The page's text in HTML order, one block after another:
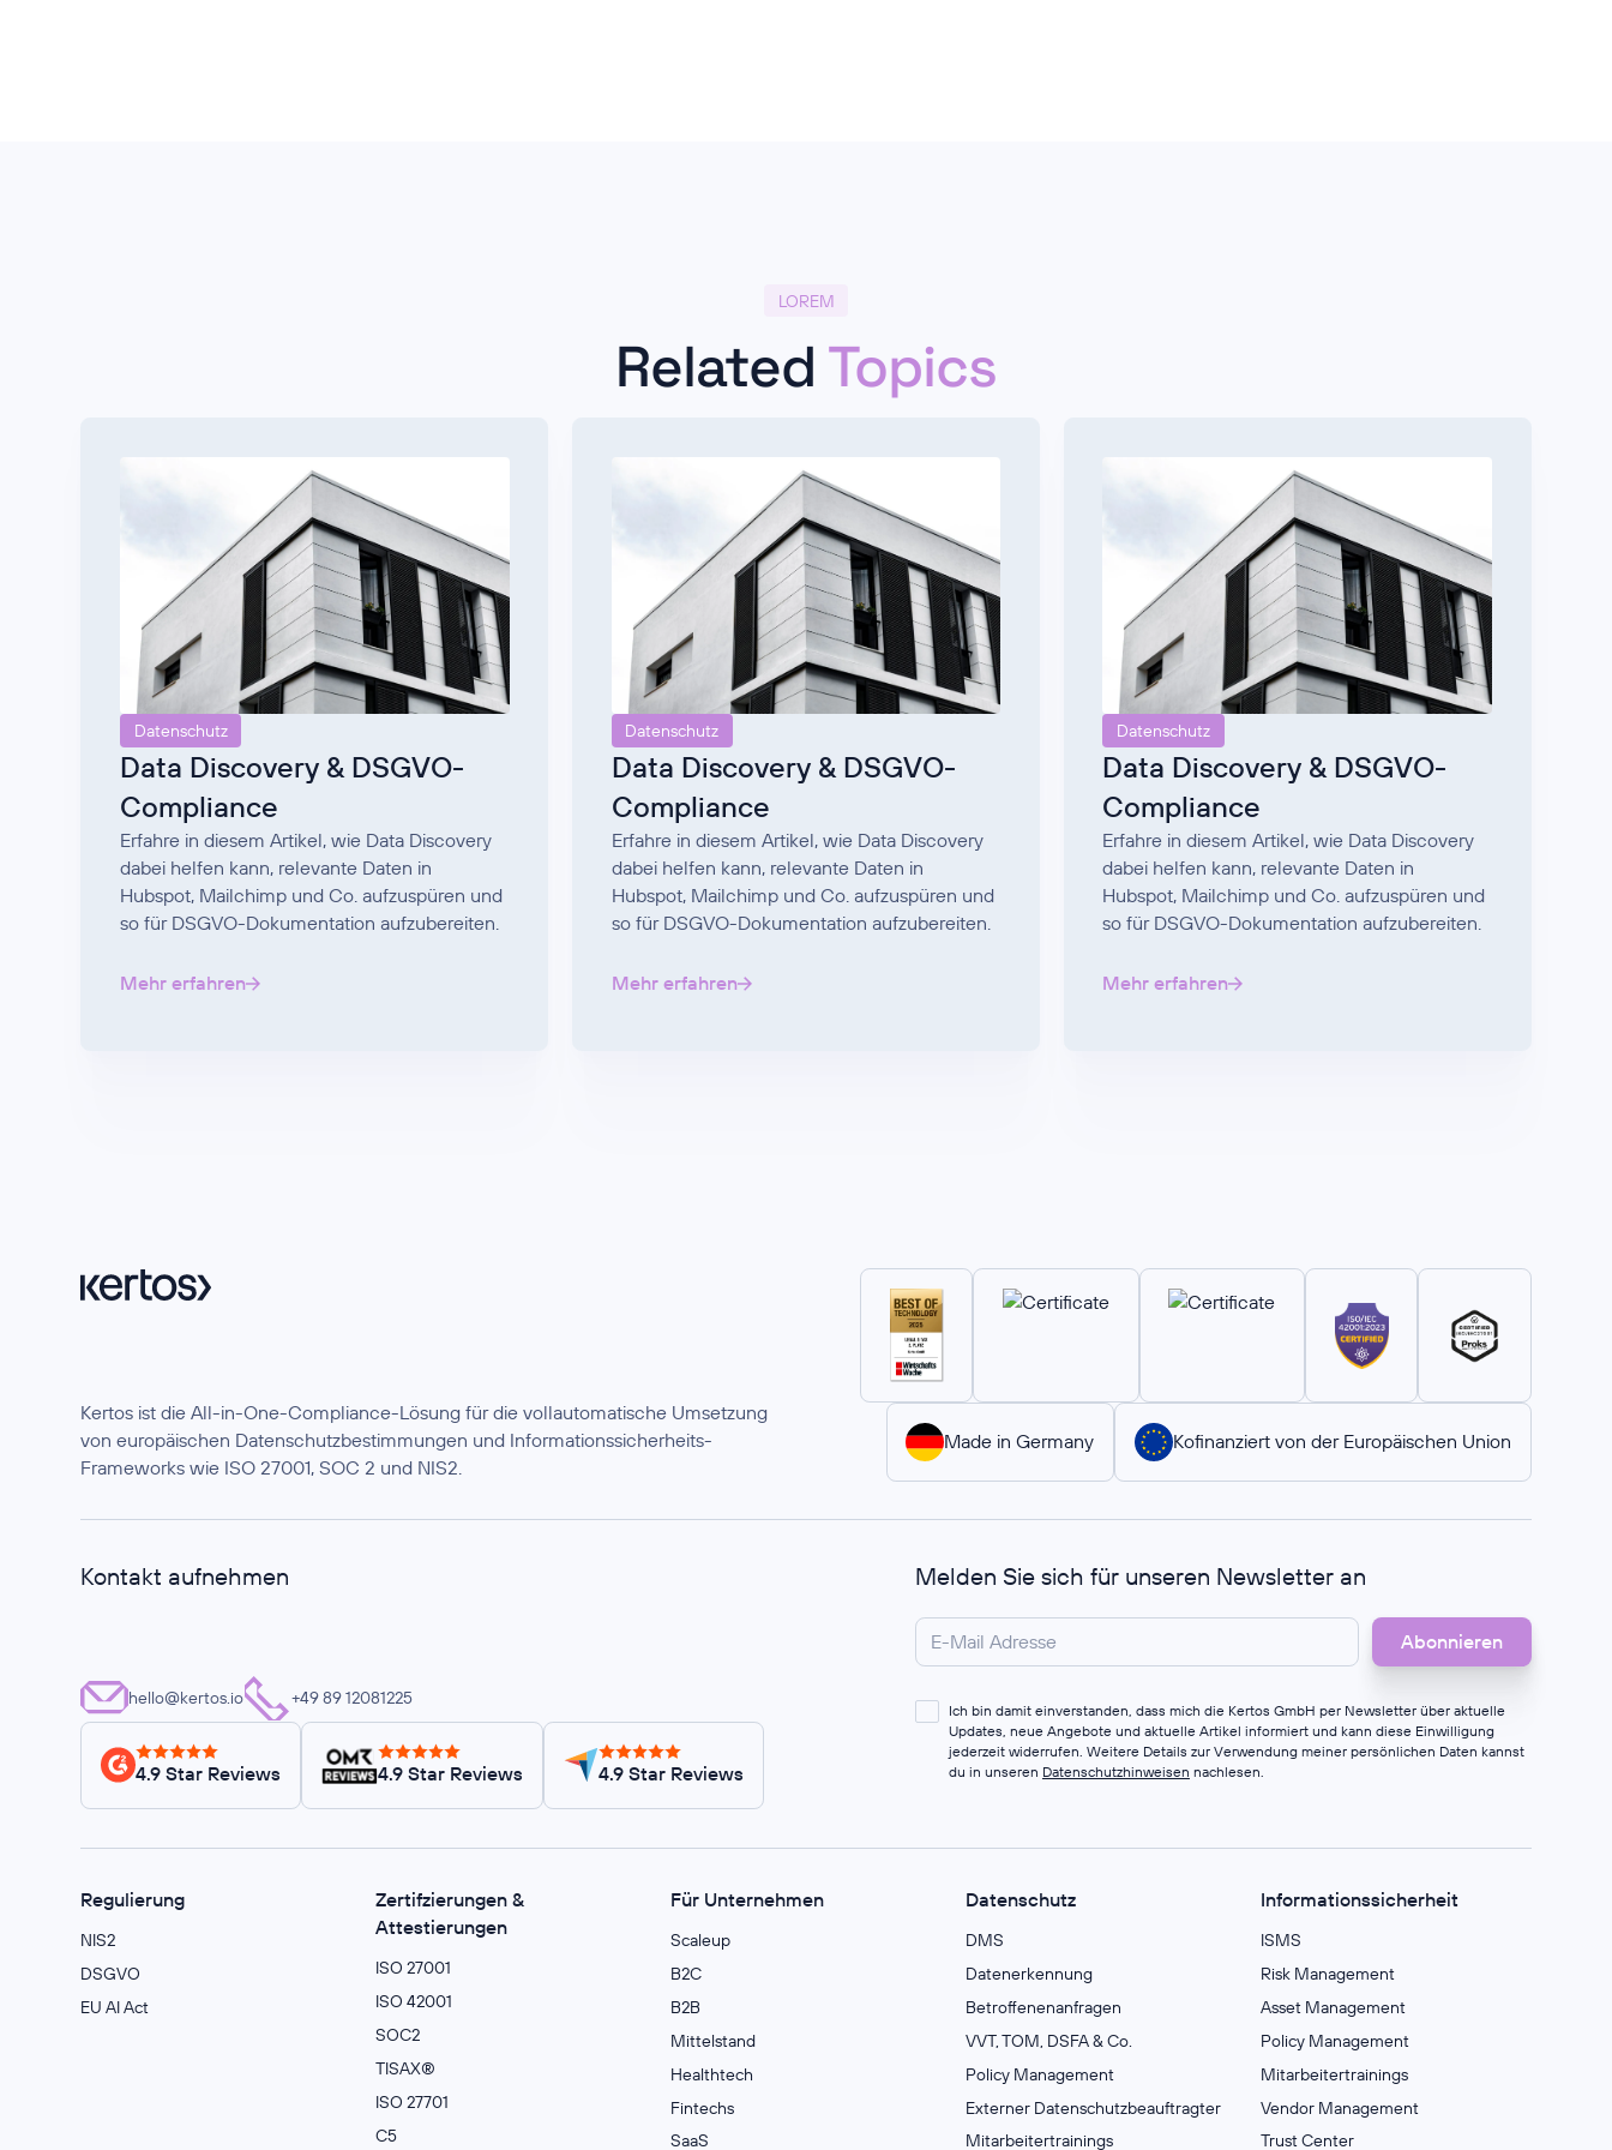
LOREM
Related Topics
Datenschutz
Data Discovery & DSGVO-
Compliance
Erfahre in diesem Artikel, wie Data Discovery
dabei helfen kann, relevante Daten in
Hubspot, Mailchimp und Co. aufzuspüren und
so für DSGVO-Dokumentation aufzubereiten.
Mehr erfahren
Datenschutz
Data Discovery & DSGVO-
Compliance
Erfahre in diesem Artikel, wie Data Discovery
dabei helfen kann, relevante Daten in
Hubspot, Mailchimp und Co. aufzuspüren und
so für DSGVO-Dokumentation aufzubereiten.
Mehr erfahren
Datenschutz
Data Discovery & DSGVO-
Compliance
Erfahre in diesem Artikel, wie Data Discovery
dabei helfen kann, relevante Daten in
Hubspot, Mailchimp und Co. aufzuspüren und
so für DSGVO-Dokumentation aufzubereiten.
Mehr erfahren
Kertos ist die All-in-One-Compliance-Lösung für die vollautomatische Umsetzung
von europäischen Datenschutzbestimmungen und Informationssicherheits-
Frameworks wie ISO 27001, SOC 2 und NIS2.
Made in Germany Kofinanziert von der Europäischen Union
Kontakt aufnehmen
hello@kertos.io +49 89 12081225
4.9 Star Reviews 4.9 Star Reviews 4.9 Star Reviews
Melden Sie sich für unseren Newsletter an
Ich bin damit einverstanden, dass mich die Kertos GmbH per Newsletter über aktuelle
Updates, neue Angebote und aktuelle Artikel informiert und kann diese Einwilligung
jederzeit widerrufen. Weitere Details zur Verwendung meiner persönlichen Daten kannst
du in unseren Datenschutzhinweisen nachlesen.
Regulierung
NIS2
DSGVO
EU AI Act
Zertifzierungen &
Attestierungen
ISO 27001
ISO 42001
SOC2
TISAX®
ISO 27701
C5
Für Unternehmen
Scaleup
B2C
B2B
Mittelstand
Healthtech
Fintechs
SaaS
Datenschutz
DMS
Datenerkennung
Betroffenenanfragen
VVT, TOM, DSFA & Co.
Policy Management
Externer Datenschutzbeauftragter
Mitarbeitertrainings
Informationssicherheit
ISMS
Risk Management
Asset Management
Policy Management
Mitarbeitertrainings
Vendor Management
Trust Center